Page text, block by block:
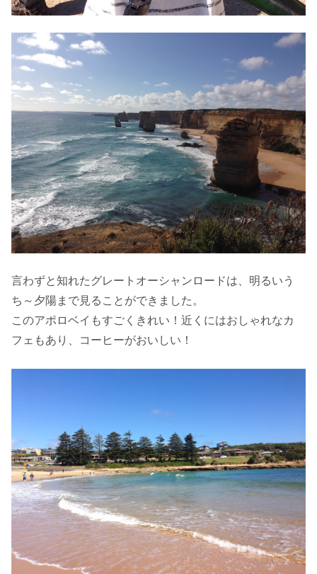
言わずと知れたグレートオーシャンロードは、明るいう
ち～夕陽まで見ることができました。
このアポロベイもすごくきれい！近くにはおしゃれなカ
フェもあり、コーヒーがおいしい！